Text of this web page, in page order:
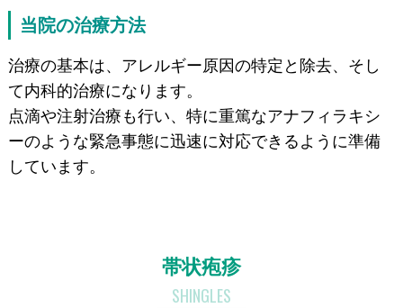
当院の治療方法
治療の基本は、アレルギー原因の特定と除去、そし
て内科的治療になります。
点滴や注射治療も行い、特に重篤なアナフィラキシ
ーのような緊急事態に迅速に対応できるように準備
しています。
帯状疱疹
SHINGLES